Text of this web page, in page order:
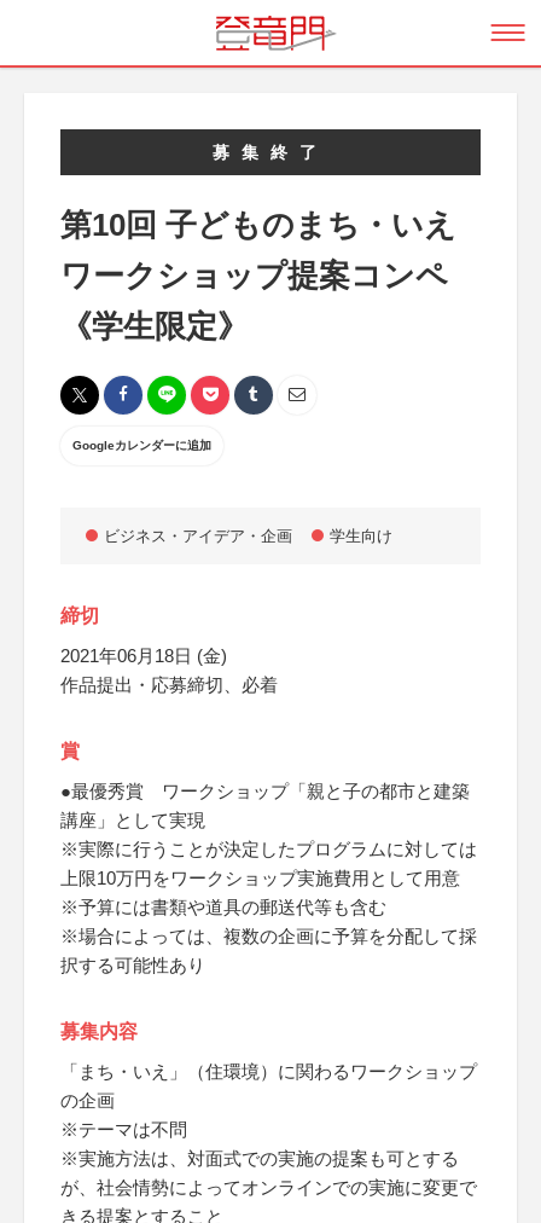
募集終了
第10回 子どものまち・いえ
ワークショップ提案コンペ
《学生限定》
Googleカレンダーに追加
ビジネス・アイデア・企画 学生向け
締切
2021年06月18日 (金)
作品提出・応募締切、必着
賞
●最優秀賞 ワークショップ「親と子の都市と建築
講座」として実現
※実際に行うことが決定したプログラムに対しては
上限10万円をワークショップ実施費用として用意
※予算には書類や道具の郵送代等も含む
※場合によっては、複数の企画に予算を分配して採
択する可能性あり
募集内容
「まち・いえ」（住環境）に関わるワークショップ
の企画
※テーマは不問
※実施方法は、対面式での実施の提案も可とする
が、社会情勢によってオンラインでの実施に変更で
きる提案とすること